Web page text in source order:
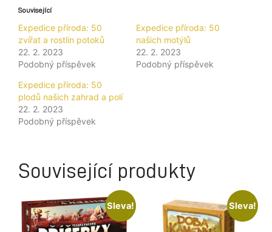
Související
Expedice příroda: 50
zvířat a rostlin potoků
22. 2. 2023
Podobný příspěvek
Expedice příroda: 50
našich motýlů
22. 2. 2023
Podobný příspěvek
Expedice příroda: 50
plodů našich zahrad a polí
22. 2. 2023
Podobný příspěvek
Související produkty
Sleva! Sleva!